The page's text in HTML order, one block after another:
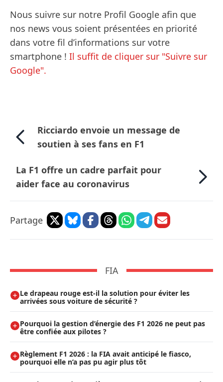
Nous suivre sur notre Profil Google afin que
nos news vous soient présentées en priorité
dans votre fil d’informations sur votre
smartphone ! Il suffit de cliquer sur "Suivre sur
Google".
Ricciardo envoie un message de
soutien à ses fans en F1
La F1 offre un cadre parfait pour
aider face au coronavirus
Partage
FIA
Le drapeau rouge est-il la solution pour éviter les
arrivées sous voiture de sécurité ?
Pourquoi la gestion d’énergie des F1 2026 ne peut pas
être confiée aux pilotes ?
Règlement F1 2026 : la FIA avait anticipé le fiasco,
pourquoi elle n’a pas pu agir plus tôt